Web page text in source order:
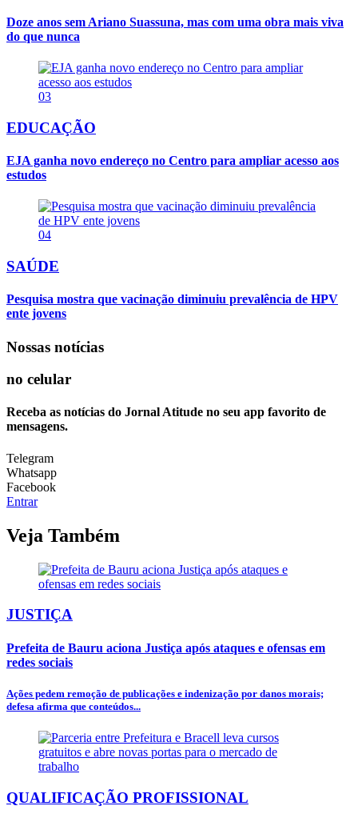
Doze anos sem Ariano Suassuna, mas com uma obra mais viva
do que nunca
03
EDUCAÇÃO
EJA ganha novo endereço no Centro para ampliar acesso aos
estudos
04
SAÚDE
Pesquisa mostra que vacinação diminuiu prevalência de HPV
ente jovens
Nossas notícias
no celular
Receba as notícias do Jornal Atitude no seu app favorito de
mensagens.
Telegram
Whatsapp
Facebook
Entrar
Veja Também
JUSTIÇA
Prefeita de Bauru aciona Justiça após ataques e ofensas em
redes sociais
Ações pedem remoção de publicações e indenização por danos morais;
defesa afirma que conteúdos...
QUALIFICAÇÃO PROFISSIONAL